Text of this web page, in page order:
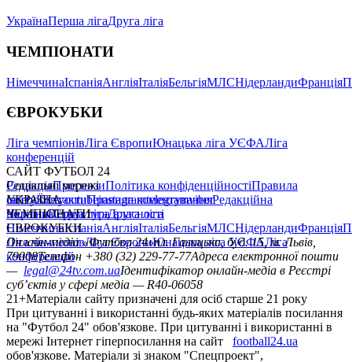
УкраїнаПерша лігаДруга ліга
ЧЕМПІОНАТИ
НімеччинаІспаніяАнгліяІталіяБельгіяМЛСНідерландиФранція
ЄВРОКУБКИ
Ліга чемпіонівЛіга ЄвропиЮнацька ліга УЄФАЛіга
конференцій
САЙТ ФУТБОЛ 24
РедакціяПрогнозиПолітика конфіденційностіПравила
сайтуКонтактиПравила коментуванняРедакційна
політикаСтруктура власності
Соціальні мережі
facebookxyoutubeinstagramtelegramviber
УКРАЇНА
УкраїнаПерша лігаДруга ліга
ЧЕМПІОНАТИ
НімеччинаІспаніяАнгліяІталіяБельгіяМЛСНідерландиФранція
ЄВРОКУБКИ
Ліга чемпіонівЛіга ЄвропиЮнацька ліга УЄФАЛіга
конференцій
Онлайн-медіа «Футбол 24»пл. Галицька, буд. 15, м. Львів,
79008Телефон +380 (32) 229-77-77Адреса електронної пошти
— legal@24tv.com.uaІдентифікатор онлайн-медіа в Реєстрі
суб’єктів у сфері медіа — R40-06058
21+Матеріали сайту призначені для осіб старше 21 року
При цитуванні і використанні будь-яких матеріалів посилання
на "Футбол 24" обов'язкове. При цитуванні і використанні в
мережі Інтернет гіперпосилання на сайт
football24.ua
обов'язкове. Матеріали зі знаком "Спецпроект",